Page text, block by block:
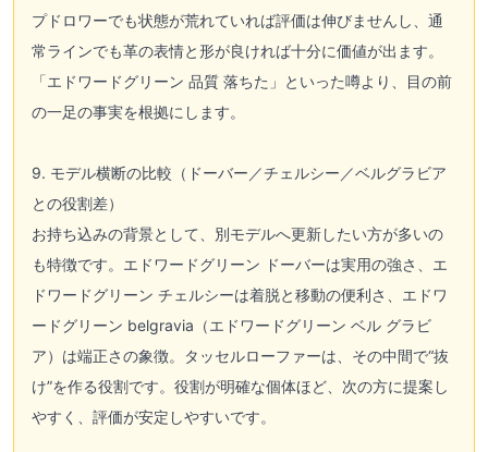
プドロワーでも状態が荒れていれば評価は伸びませんし、通
常ラインでも革の表情と形が良ければ十分に価値が出ます。
「エドワードグリーン 品質 落ちた」といった噂より、目の前
の一足の事実を根拠にします。
9. モデル横断の比較（ドーバー／チェルシー／ベルグラビア
との役割差）
お持ち込みの背景として、別モデルへ更新したい方が多いの
も特徴です。エドワードグリーン ドーバーは実用の強さ、エ
ドワードグリーン チェルシーは着脱と移動の便利さ、エドワ
ードグリーン belgravia（エドワードグリーン ベル グラビ
ア）は端正さの象徴。タッセルローファーは、その中間で“抜
け”を作る役割です。役割が明確な個体ほど、次の方に提案し
やすく、評価が安定しやすいです。